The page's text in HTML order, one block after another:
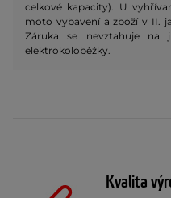
celkové kapacity). U
moto vybavení a zboží v II.
Záruka se nevztahuje na
elektrokoloběžky.
Kvalita